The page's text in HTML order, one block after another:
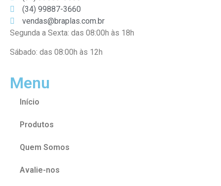
(34) 99887-3660
vendas@braplas.com.br
Segunda a Sexta: das 08:00h às 18h
Sábado: das 08:00h às 12h
Menu
Início
Produtos
Quem Somos
Avalie-nos